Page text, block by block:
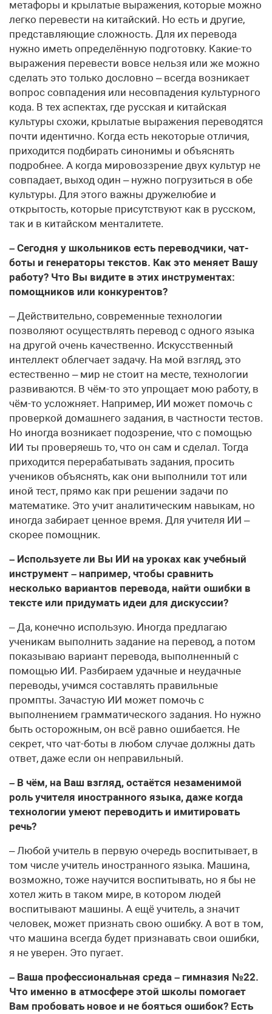
метафоры и крылатые выражения, которые можно
легко перевести на китайский. Но есть и другие,
представляющие сложность. Для их перевода
нужно иметь определённую подготовку. Какие-то
выражения перевести вовсе нельзя или же можно
сделать это только дословно – всегда возникает
вопрос совпадения или несовпадения культурного
кода. В тех аспектах, где русская и китайская
культуры схожи, крылатые выражения переводятся
почти идентично. Когда есть некоторые отличия,
приходится подбирать синонимы и объяснять
подробнее. А когда мировоззрение двух культур не
совпадает, выход один – нужно погрузиться в обе
культуры. Для этого важны дружелюбие и
открытость, которые присутствуют как в русском,
так и в китайском менталитете.
– Сегодня у школьников есть переводчики, чат-
боты и генераторы текстов. Как это меняет Вашу
работу? Что Вы видите в этих инструментах:
помощников или конкурентов?
– Действительно, современные технологии
позволяют осуществлять перевод с одного языка
на другой очень качественно. Искусственный
интеллект облегчает задачу. На мой взгляд, это
естественно – мир не стоит на месте, технологии
развиваются. В чём-то это упрощает мою работу, в
чём-то усложняет. Например, ИИ может помочь с
проверкой домашнего задания, в частности тестов.
Но иногда возникает подозрение, что с помощью
ИИ ты проверяешь то, что он сам и сделал. Тогда
приходится перерабатывать задания, просить
учеников объяснять, как они выполнили тот или
иной тест, прямо как при решении задачи по
математике. Это учит аналитическим навыкам, но
иногда забирает ценное время. Для учителя ИИ –
скорее помощник.
– Используете ли Вы ИИ на уроках как учебный
инструмент – например, чтобы сравнить
несколько вариантов перевода, найти ошибки в
тексте или придумать идеи для дискуссии?
– Да, конечно использую. Иногда предлагаю
ученикам выполнить задание на перевод, а потом
показываю вариант перевода, выполненный с
помощью ИИ. Разбираем удачные и неудачные
переводы, учимся составлять правильные
промпты. Зачастую ИИ может помочь с
выполнением грамматического задания. Но нужно
быть осторожным, он всё равно ошибается. Не
секрет, что чат-боты в любом случае должны дать
ответ, даже если он неправильный.
– В чём, на Ваш взгляд, остаётся незаменимой
роль учителя иностранного языка, даже когда
технологии умеют переводить и имитировать
речь?
– Любой учитель в первую очередь воспитывает, в
том числе учитель иностранного языка. Машина,
возможно, тоже научится воспитывать, но я бы не
хотел жить в таком мире, в котором людей
воспитывают машины. А ещё учитель, а значит
человек, может признать свою ошибку. А вот в том,
что машина всегда будет признавать свои ошибки,
я не уверен. Это пугает.
– Ваша профессиональная среда – гимназия №22.
Что именно в атмосфере этой школы помогает
Вам пробовать новое и не бояться ошибок? Есть